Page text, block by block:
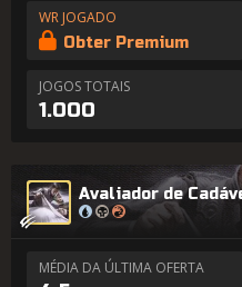
WR JOGADO
Obter Premium
JOGOS TOTAIS
1.000
Avaliador de
MÉDIA DA ÚLTIMA OFERTA